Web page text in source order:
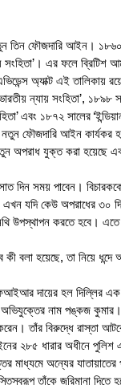
ফৌজদারি আইন। ১৮৬০
সংহিতা’। এর ফলে ব্রিটিশ
অ্যাক্ট এই তালিকায়
এবং ১৮৭২ সালের
ফৌজদারি আইন কার্যকর
অপরাধ যুক্ত করা হয়েছে
যদি কেউ অপরাধের ৩০
উপস্থাপন করতে হবে।
নাম পঙ্কজ কুমার।
করেন। তাঁর বিরুদ্ধে রাস্তা
২৮৫ ধারার অধীনে
অন্যের যাতায়াতের
তাঁকে জরিমানা দিতে